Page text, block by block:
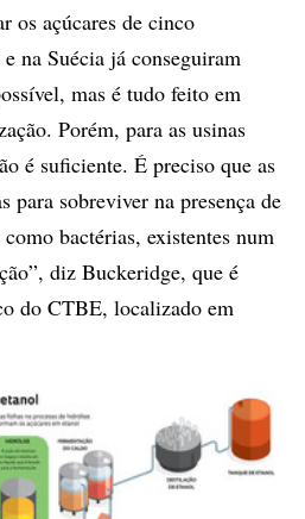
os açúcares de cinco
na Suécia já conseguiram
mas é tudo feito em
Porém, para as usinas
é suficiente. É preciso que as
para sobreviver na presença de
bactérias, existentes num
diz Buckeridge, que é
do CTBE, localizado em